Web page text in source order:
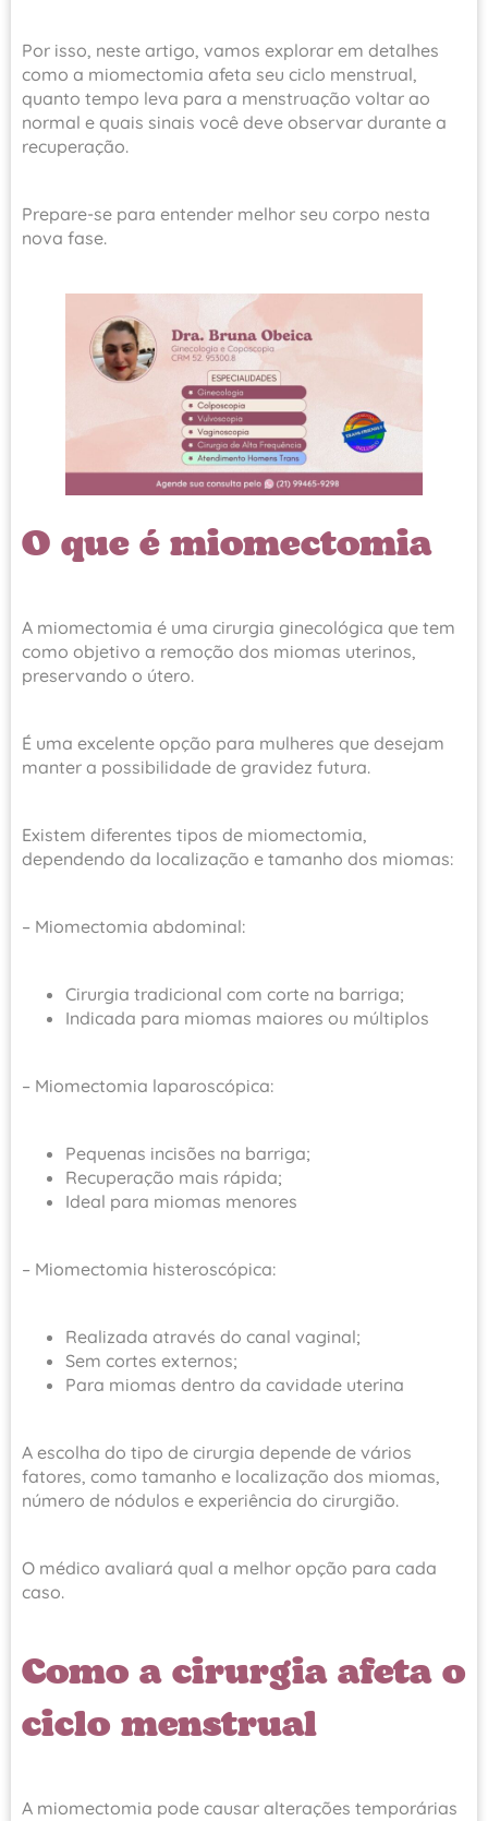
Por isso, neste artigo, vamos explorar em detalhes
como a miomectomia afeta seu ciclo menstrual,
quanto tempo leva para a menstruação voltar ao
normal e quais sinais você deve observar durante a
recuperação.
Prepare-se para entender melhor seu corpo nesta
nova fase.
O que é miomectomia
A miomectomia é uma cirurgia ginecológica que tem
como objetivo a remoção dos miomas uterinos,
preservando o útero.
É uma excelente opção para mulheres que desejam
manter a possibilidade de gravidez futura.
Existem diferentes tipos de miomectomia,
dependendo da localização e tamanho dos miomas:
– Miomectomia abdominal:
Cirurgia tradicional com corte na barriga;
Indicada para miomas maiores ou múltiplos
– Miomectomia laparoscópica:
Pequenas incisões na barriga;
Recuperação mais rápida;
Ideal para miomas menores
– Miomectomia histeroscópica:
Realizada através do canal vaginal;
Sem cortes externos;
Para miomas dentro da cavidade uterina
A escolha do tipo de cirurgia depende de vários
fatores, como tamanho e localização dos miomas,
número de nódulos e experiência do cirurgião.
O médico avaliará qual a melhor opção para cada
caso.
Como a cirurgia afeta o
ciclo menstrual
A miomectomia pode causar alterações temporárias